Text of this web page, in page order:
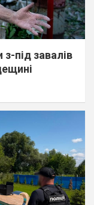
з-під завалів